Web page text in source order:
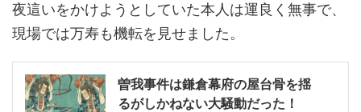
夜這いをかけようとしていた本人は運良く無事で、
現場では万寿も機転を見せました。
曽我事件は鎌倉幕府の屋台骨を揺
るがしかねない大騒動だった！